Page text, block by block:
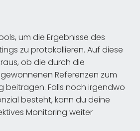
um die Ergebnisse des
zu protokollieren. Auf diese
ob die durch die
Referenzen zum
beitragen. Falls noch irgendwo
besteht, kann du deine
Monitoring weiter